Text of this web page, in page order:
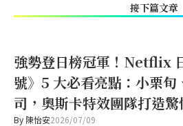
接下篇文章
強勢登日榜冠軍！Netflix
號》5 大必看亮點：小栗旬
司，奧斯卡特效團隊打造
By 陳怡安2026/07/09